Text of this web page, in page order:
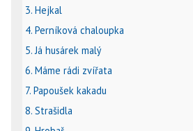
3. Hejkal
4. Perníková chaloupka
5. Já husárek malý
6. Máme rádi zvířata
7. Papoušek kakadu
8. Strašidla